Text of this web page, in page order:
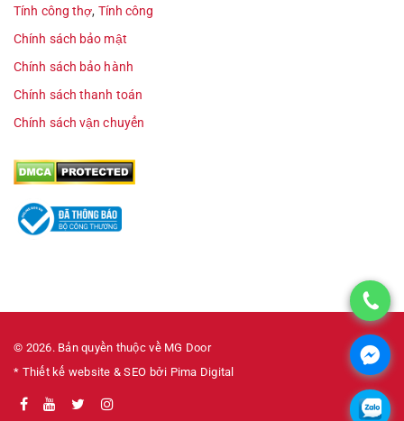
Tính công thợ, Tính công
Chính sách bảo mật
Chính sách bảo hành
Chính sách thanh toán
Chính sách vận chuyển
© 2026. Bản quyền thuộc về MG Door
* Thiết kế website & SEO bởi Pima Digital